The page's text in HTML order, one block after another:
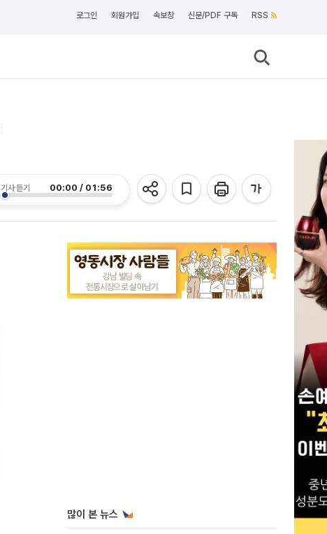
로그인 회원가입 속보창 신문/PDF 구독 RSS
기사 듣기 00:00 / 01:56
많이 본 뉴스